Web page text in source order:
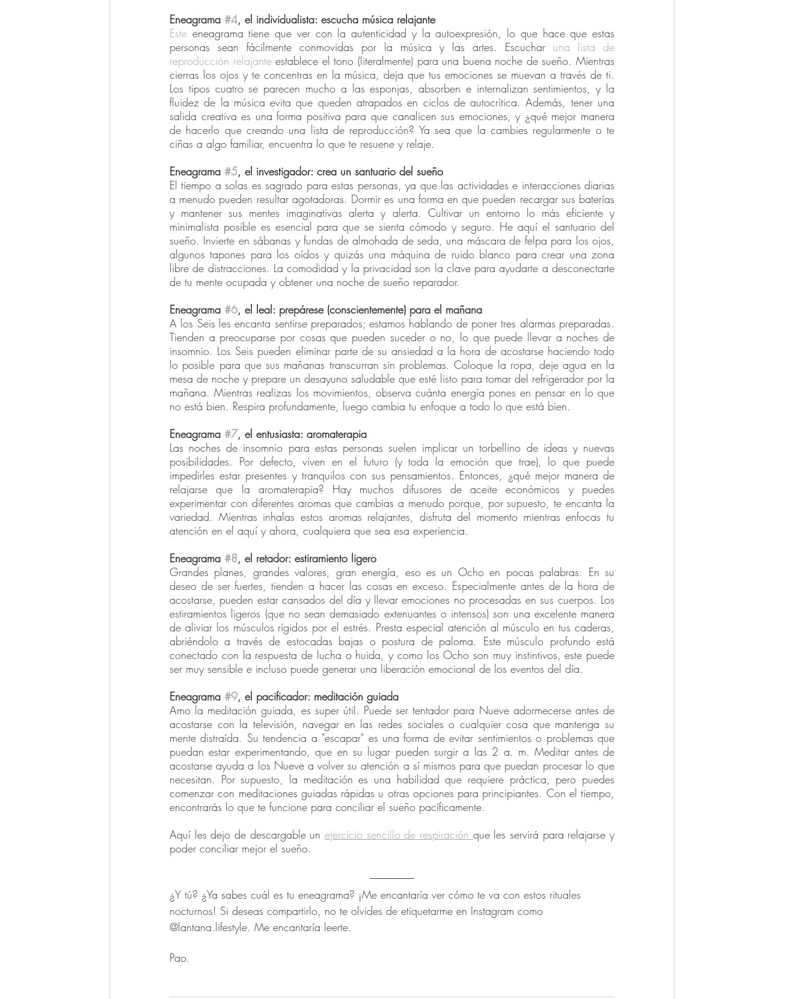
Eneagrama #4, el individualista: escucha música relajante
Este eneagrama tiene que ver con la autenticidad y la autoexpresión, lo que hace que estas
personas sean fácilmente conmovidas por la música y las artes. Escuchar una lista de
reproducción relajante establece el tono (literalmente) para una buena noche de sueño. Mientras
cierras los ojos y te concentras en la música, deja que tus emociones se muevan a través de ti.
Los tipos cuatro se parecen mucho a las esponjas, absorben e internalizan sentimientos, y la
fluidez de la música evita que queden atrapados en ciclos de autocrítica. Además, tener una
salida creativa es una forma positiva para que canalicen sus emociones, y ¿qué mejor manera
de hacerlo que creando una lista de reproducción? Ya sea que la cambies regularmente o te
ciñas a algo familiar, encuentra lo que te resuene y relaje.
Eneagrama #5, el investigador: crea un santuario del sueño
El tiempo a solas es sagrado para estas personas, ya que las actividades e interacciones diarias
a menudo pueden resultar agotadoras. Dormir es una forma en que pueden recargar sus baterías
y mantener sus mentes imaginativas alerta y alerta. Cultivar un entorno lo más eficiente y
minimalista posible es esencial para que se sienta cómodo y seguro. He aquí el santuario del
sueño. Invierte en sábanas y fundas de almohada de seda, una máscara de felpa para los ojos,
algunos tapones para los oídos y quizás una máquina de ruido blanco para crear una zona
libre de distracciones. La comodidad y la privacidad son la clave para ayudarte a desconectarte
de tu mente ocupada y obtener una noche de sueño reparador.
Eneagrama #6, el leal: prepárese (conscientemente) para el mañana
A los Seis les encanta sentirse preparados; estamos hablando de poner tres alarmas preparadas.
Tienden a preocuparse por cosas que pueden suceder o no, lo que puede llevar a noches de
insomnio. Los Seis pueden eliminar parte de su ansiedad a la hora de acostarse haciendo todo
lo posible para que sus mañanas transcurran sin problemas. Coloque la ropa, deje agua en la
mesa de noche y prepare un desayuno saludable que esté listo para tomar del refrigerador por la
mañana. Mientras realizas los movimientos, observa cuánta energía pones en pensar en lo que
no está bien. Respira profundamente, luego cambia tu enfoque a todo lo que está bien.
Eneagrama #7, el entusiasta: aromaterapia
Las noches de insomnio para estas personas suelen implicar un torbellino de ideas y nuevas
posibilidades. Por defecto, viven en el futuro (y toda la emoción que trae), lo que puede
impedirles estar presentes y tranquilos con sus pensamientos. Entonces, ¿qué mejor manera de
relajarse que la aromaterapia? Hay muchos difusores de aceite económicos y puedes
experimentar con diferentes aromas que cambias a menudo porque, por supuesto, te encanta la
variedad. Mientras inhalas estos aromas relajantes, disfruta del momento mientras enfocas tu
atención en el aquí y ahora, cualquiera que sea esa experiencia.
Eneagrama #8, el retador: estiramiento ligero
Grandes planes, grandes valores, gran energía, eso es un Ocho en pocas palabras. En su
deseo de ser fuertes, tienden a hacer las cosas en exceso. Especialmente antes de la hora de
acostarse, pueden estar cansados ​​del día y llevar emociones no procesadas en sus cuerpos. Los
estiramientos ligeros (que no sean demasiado extenuantes o intensos) son una excelente manera
de aliviar los músculos rígidos por el estrés. Presta especial atención al músculo en tus caderas,
abriéndolo a través de estocadas bajas o postura de paloma. Este músculo profundo está
conectado con la respuesta de lucha o huida, y como los Ocho son muy instintivos, este puede
ser muy sensible e incluso puede generar una liberación emocional de los eventos del día.
Eneagrama #9, el pacificador: meditación guiada
Amo la meditación guiada, es super útil. Puede ser tentador para Nueve adormecerse antes de
acostarse con la televisión, navegar en las redes sociales o cualquier cosa que mantenga su
mente distraída. Su tendencia a "escapar" es una forma de evitar sentimientos o problemas que
puedan estar experimentando, que en su lugar pueden surgir a las 2 a. m. Meditar antes de
acostarse ayuda a los Nueve a volver su atención a sí mismos para que puedan procesar lo que
necesitan. Por supuesto, la meditación es una habilidad que requiere práctica, pero puedes
comenzar con meditaciones guiadas rápidas u otras opciones para principiantes. Con el tiempo,
encontrarás lo que te funcione para conciliar el sueño pacíficamente.
Aquí les dejo de descargable un ejercicio sencillo de respiración que les servirá para relajarse y
poder conciliar mejor el sueño.
¿Y tú? ¿Ya sabes cuál es tu eneagrama? ¡Me encantaría ver cómo te va con estos rituales
nocturnos! Si deseas compartirlo, no te olvides de etiquetarme en Instagram como
@lantana.lifestyle. Me encantaría leerte.
Pao.